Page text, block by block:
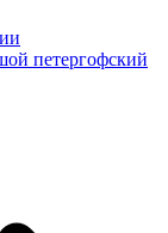
петергофский